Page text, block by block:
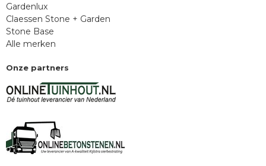
Gardenlux
Claessen Stone + Garden
Stone Base
Alle merken
Onze partners